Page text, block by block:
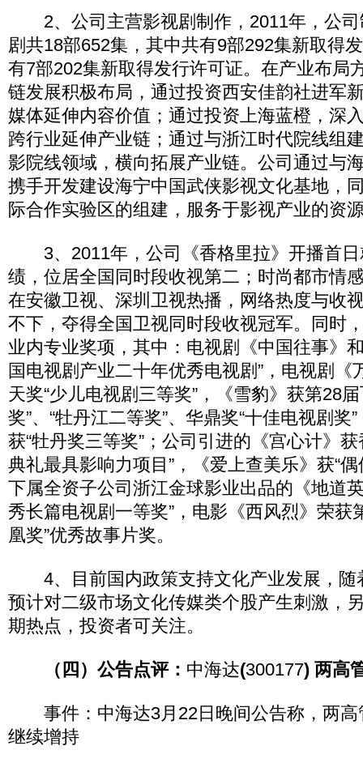
2、公司主营影视剧制作，2011年，公司
剧共18部652集，其中共有9部292集新取得
有7部202集新取得发行许可证。在产业布局
链发展积极布局，通过投资西安佳韵社进军
媒体延伸内容价值；通过投资上海蓝橙，深
跨行业延伸产业链；通过与浙江时代院线组
影院线领域，横向拓展产业链。公司通过与
携手开发建设海宁中国武侠影视文化基地，
际合作实验区的组建，服务于影视产业的资
3、2011年，公司《香格里拉》开播首日
绩，位居全国同时段收视第二；时尚都市情
在安徽卫视、深圳卫视热播，网络热度与收
不下，夺得全国卫视同时段收视冠军。同时
业内专业奖项，其中：电视剧《中国往事》
国电视剧产业二十年优秀电视剧”，电视剧《
天奖“少儿电视剧三等奖”，《雪豹》获第28
奖”、“牡丹江二等奖”、华鼎奖“十佳电视剧奖
获“牡丹奖三等奖”；公司引进的《宫心计》
典礼最具影响力项目”，《爱上查美乐》获“
下属全资子公司浙江金球影业出品的《地道
秀长篇电视剧一等奖”，电影《西风烈》荣获
凰奖”优秀故事片奖。
4、目前国内政策支持文化产业发展，随
预计对二级市场文化传媒类个股产生刺激，
期热点，投资者可关注。
（四）公告点评： 中海达(300177) 两高
事件：中海达3月22日晚间公告称，两高
继续增持